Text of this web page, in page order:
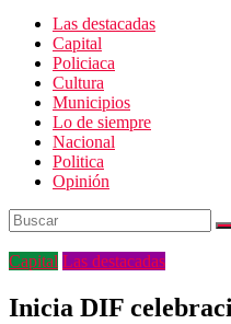
Las destacadas
Capital
Policiaca
Cultura
Municipios
Lo de siempre
Nacional
Politica
Opinión
Capital Las destacadas
Inicia DIF